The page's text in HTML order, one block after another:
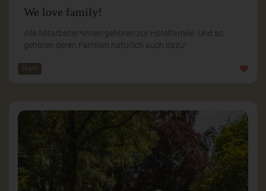
We love family!
Alle Mitarbeiter*innen gehören zur Hotelfamilie. Und so
gehören deren Familien natürlich auch dazu!
Team